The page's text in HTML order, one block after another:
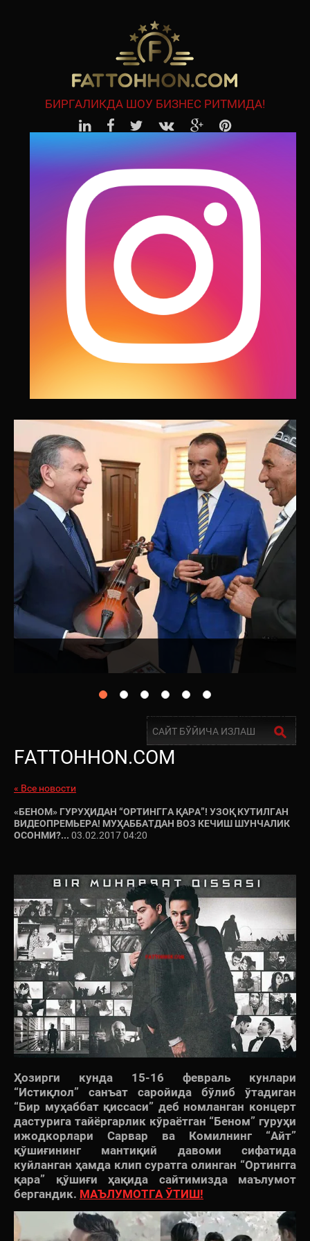
БИРГАЛИКДА ШОУ БИЗНЕС РИТМИДА!
FATTOHHON.COM
« Все новости
«БЕНОМ» ГУРУҲИДАН “ОРТИНГГА ҚАРА”! УЗОҚ КУТИЛГАН
ВИДЕОПРЕМЬЕРА! МУҲАББАТДАН ВОЗ КЕЧИШ ШУНЧАЛИК
ОСОНМИ?... 03.02.2017 04:20
Ҳозирги кунда 15-16 февраль кунлари
“Истиқлол” санъат саройида бўлиб ўтадиган
“Бир муҳаббат қиссаси” деб номланган концерт
дастурига тайёргарлик кўраётган “Беном” гуруҳи
ижодкорлари Сарвар ва Комилнинг “Айт”
қўшиғининг мантиқий давоми сифатида
куйланган ҳамда клип суратга олинган “Ортингга
қара” қўшиғи ҳақида сайтимизда маълумот
бергандик. МАЪЛУМОТГА ЎТИШ!